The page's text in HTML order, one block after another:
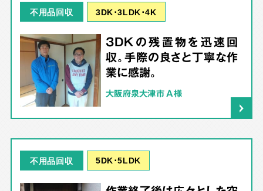
不用品回収 3DK･3LDK･4K
3DKの残置物を迅速回
収。手際の良さと丁寧な作
業に感謝。
大阪府泉大津市 A様
不用品回収 5DK･5LDK